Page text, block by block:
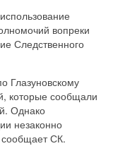
вопреки
Следственного
Глазуновскому
которые сообщали
Однако
незаконно
сообщает СК.